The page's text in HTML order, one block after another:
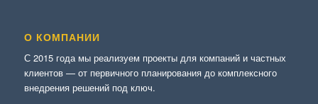
О КОМПАНИИ
С 2015 года мы реализуем проекты для компаний и частных
клиентов — от первичного планирования до комплексного
внедрения решений под ключ.